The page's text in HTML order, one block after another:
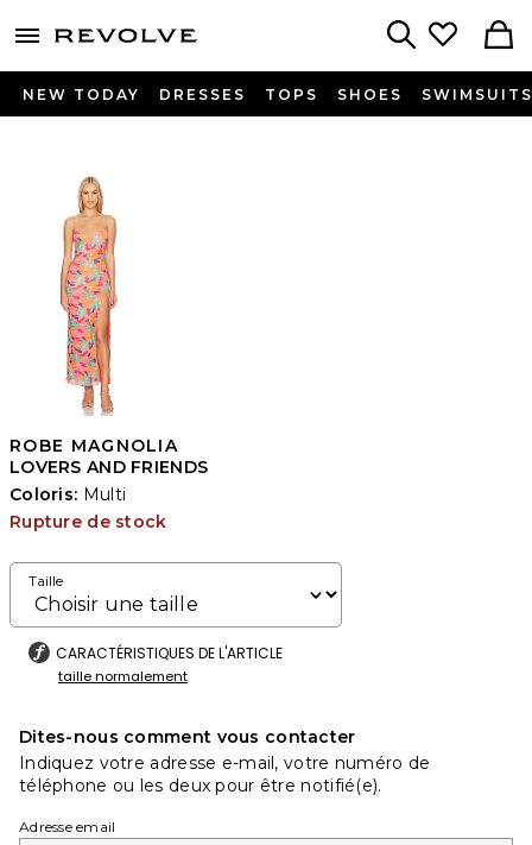
menu - shows more content
NEW TODAY DRESSES TOPS SHOES SWIMSUITS
ROBE MAGNOLIA
LOVERS AND FRIENDS
Coloris: Multi
Rupture de stock
Taille
CARACTÉRISTIQUES DE L'ARTICLE
taille normalement
Dites-nous comment vous contacter
Indiquez votre adresse e-mail, votre numéro de
téléphone ou les deux pour être notifié(e).
Adresse email